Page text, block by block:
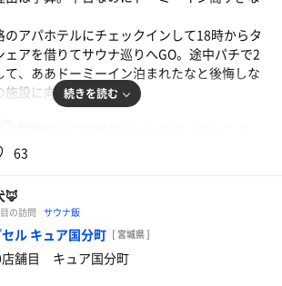
リュかけられるんだもんね。
すぐにシングルと16℃くらいの水風呂があ
潜水可能な水風呂まで。至れり尽くせりだ
表記を見かけた。かなり仙台は涼しい。そ
のアパホテルにチェックインして18時からタ
ェアを借りてサウナ巡りへGO。途中パチで2
て、ああドーミーイン泊まれたなと後悔しな
施設に向かいました。
「あやし」と読むのだそう。難読漢字だ
ナ、水風呂、等々色々と揃っている。リク
ームも使用できるみたいで、近所に住んでい
こと間違いなしの施設だと感じた。
続きを読む
63
🦊
の訪問 サウナ飯
ル キュア国分町 [ 宮城県 ]
店舗目 キュア国分町